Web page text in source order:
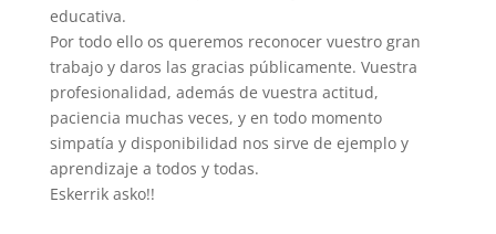
educativa.
Por todo ello os queremos reconocer vuestro gran
trabajo y daros las gracias públicamente. Vuestra
profesionalidad, además de vuestra actitud,
paciencia muchas veces, y en todo momento
simpatía y disponibilidad nos sirve de ejemplo y
aprendizaje a todos y todas.
Eskerrik asko!!